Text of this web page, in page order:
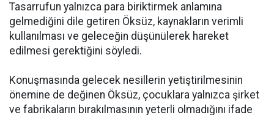
Tasarrufun yalnızca para biriktirmek anlamına
gelmediğini dile getiren Öksüz, kaynakların verimli
kullanılması ve geleceğin düşünülerek hareket
edilmesi gerektiğini söyledi.
Konuşmasında gelecek nesillerin yetiştirilmesinin
önemine de değinen Öksüz, çocuklara yalnızca şirket
ve fabrikaların bırakılmasının yeterli olmadığını ifade